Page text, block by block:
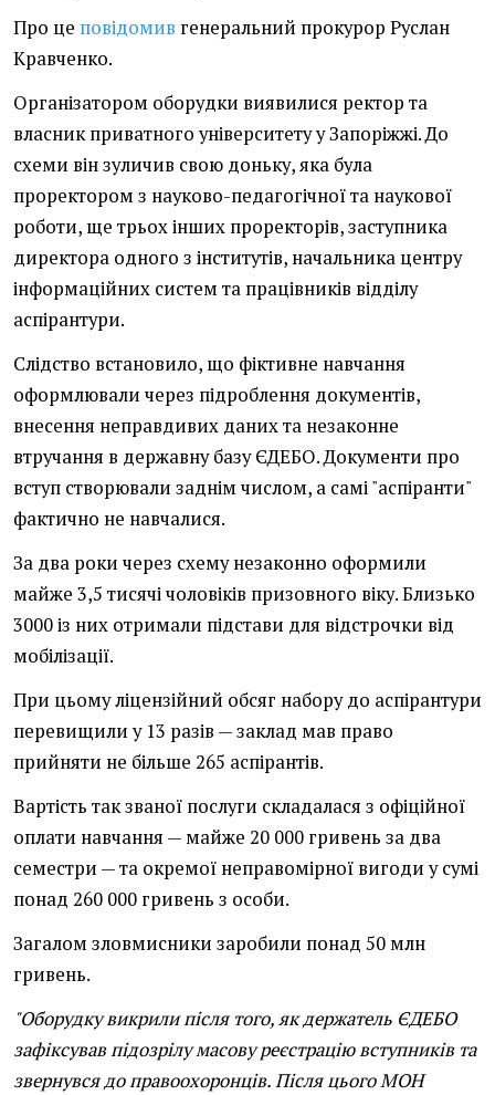
Про це повідомив генеральний прокурор Руслан
Кравченко.
Організатором оборудки виявилися ректор та
власник приватного університету у Запоріжжі. До
схеми він зуличив свою доньку, яка була
проректором з науково-педагогічної та наукової
роботи, ще трьох інших проректорів, заступника
директора одного з інститутів, начальника центру
інформаційних систем та працівників відділу
аспірантури.
Слідство встановило, що фіктивне навчання
оформлювали через підроблення документів,
внесення неправдивих даних та незаконне
втручання в державну базу ЄДЕБО. Документи про
вступ створювали заднім числом, а самі "аспіранти"
фактично не навчалися.
За два роки через схему незаконно оформили
майже 3,5 тисячі чоловіків призовного віку. Близько
3000 із них отримали підстави для відстрочки від
мобілізації.
При цьому ліцензійний обсяг набору до аспірантури
перевищили у 13 разів — заклад мав право
прийняти не більше 265 аспірантів.
Вартість так званої послуги складалася з офіційної
оплати навчання — майже 20 000 гривень за два
семестри — та окремої неправомірної вигоди у сумі
понад 260 000 гривень з особи.
Загалом зловмисники заробили понад 50 млн
гривень.
"Оборудку викрили після того, як держатель ЄДЕБО
зафіксував підозрілу масову реєстрацію вступників та
звернувся до правоохоронців. Після цього МОН